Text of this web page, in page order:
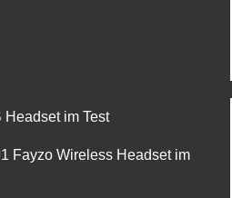
im Test
Fayzo Wireless Headset im